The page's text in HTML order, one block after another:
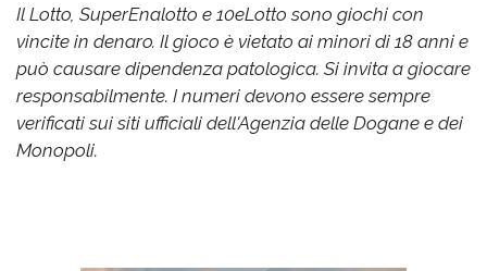
Il Lotto, SuperEnalotto e 10eLotto sono giochi con
vincite in denaro. Il gioco è vietato ai minori di 18 anni e
può causare dipendenza patologica. Si invita a giocare
responsabilmente. I numeri devono essere sempre
verificati sui siti ufficiali dell'Agenzia delle Dogane e dei
Monopoli.